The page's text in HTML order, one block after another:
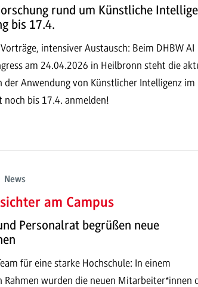
rund um Künstliche
bis 17.4.
intensiver Austausch: Beim DHBW AI
am 24.04.2026 in Heilbronn steht die
der Anwendung von Künstlicher Intelligenz im
noch bis 17.4. anmelden!
News
am Campus
Personalrat begrüßen neue
für eine starke Hochschule: In einem
Rahmen wurden die neuen Mitarbeiter*innen